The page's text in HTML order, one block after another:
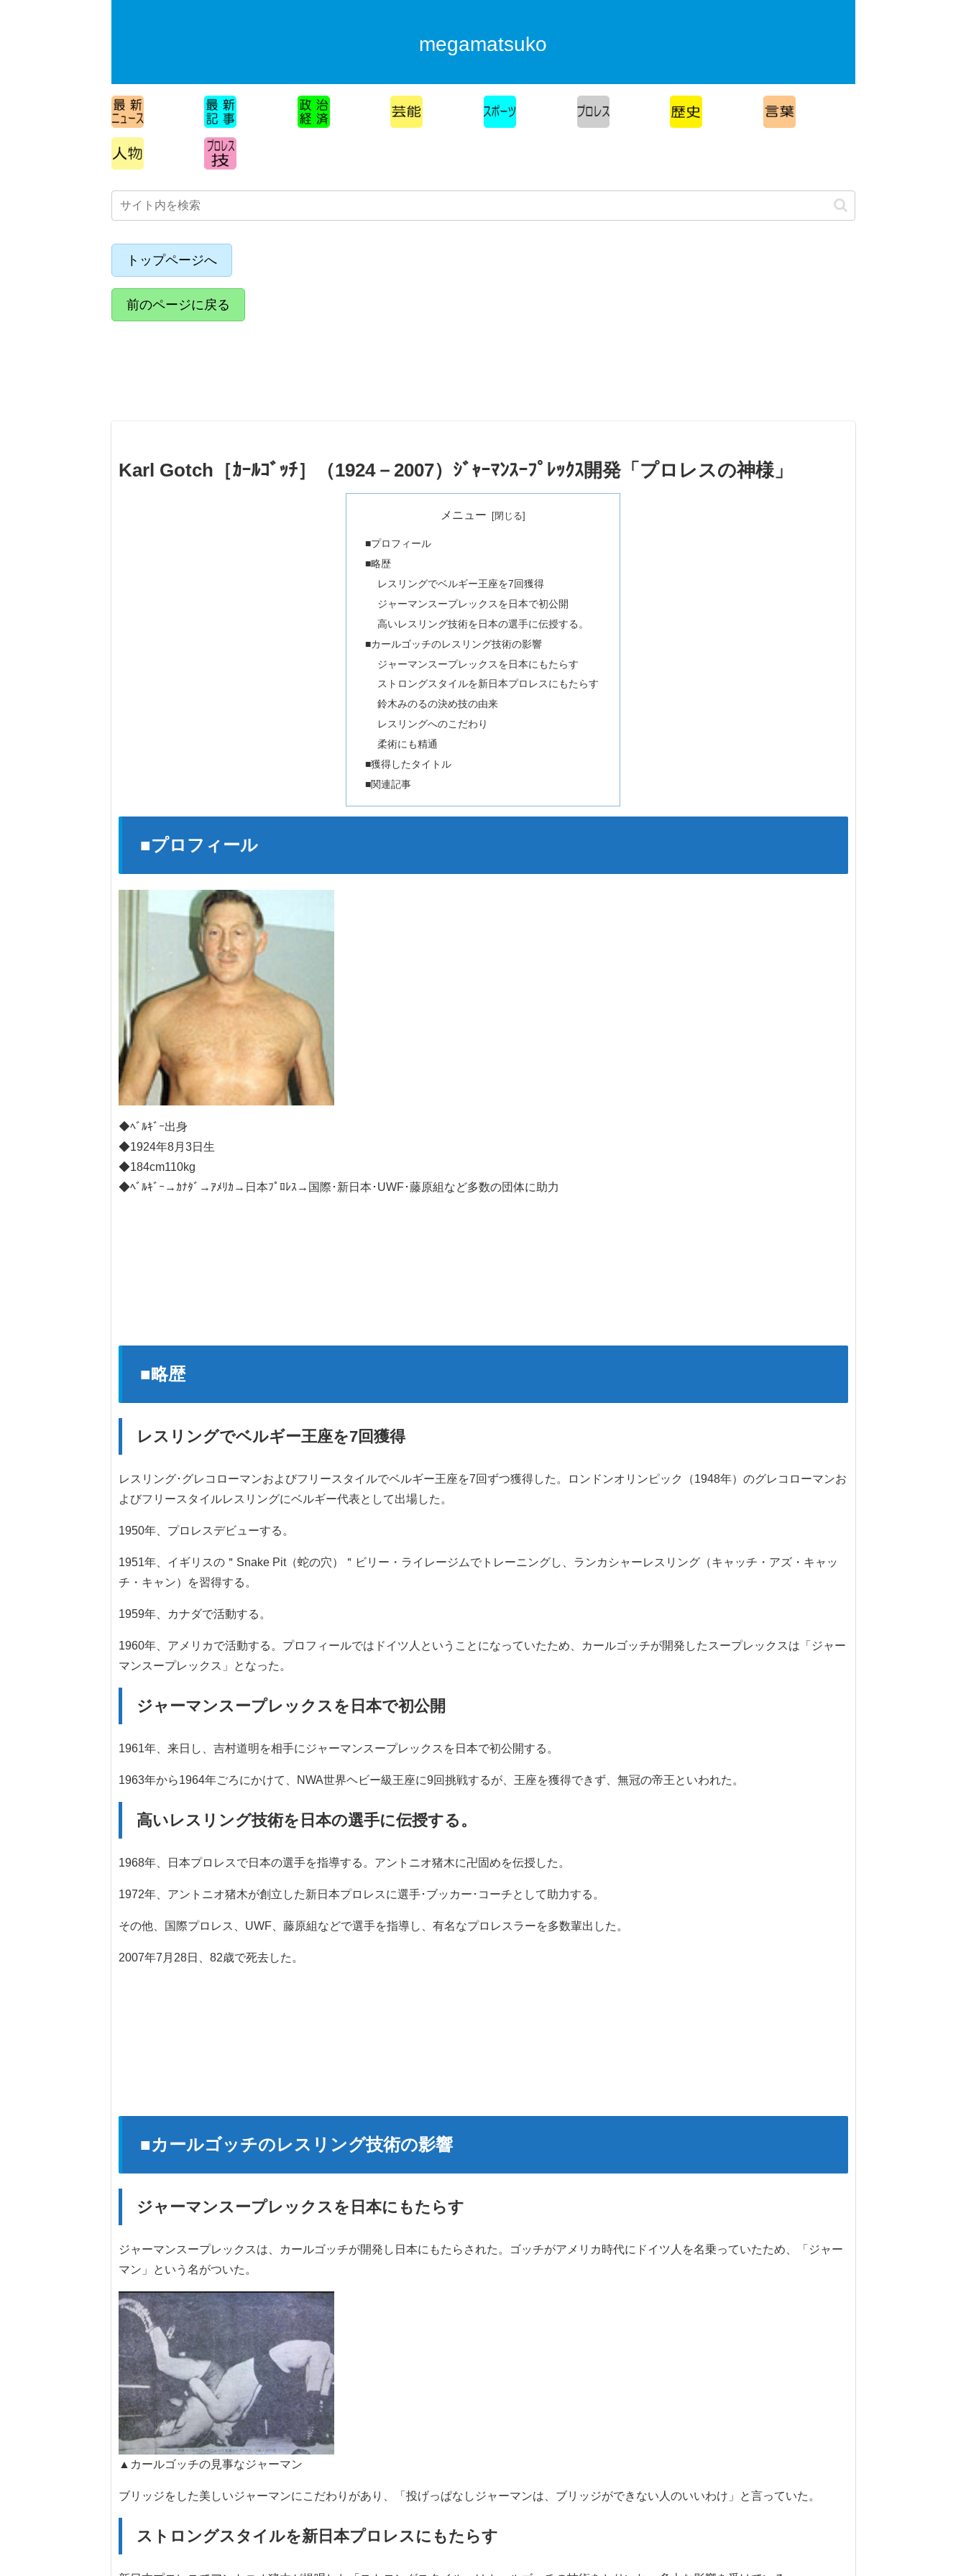
megamatsuko
トップページへ
前のページに戻る
Karl Gotch［ｶｰﾙｺﾞｯﾁ］（1924－2007）ｼﾞｬｰﾏﾝｽｰﾌﾟﾚｯｸｽ開発「プロレスの神様」
メニュー
■プロフィール
■略歴
レスリングでベルギー王座を7回獲得
ジャーマンスープレックスを日本で初公開
高いレスリング技術を日本の選手に伝授する。
■カールゴッチのレスリング技術の影響
ジャーマンスープレックスを日本にもたらす
ストロングスタイルを新日本プロレスにもたらす
鈴木みのるの決め技の由来
レスリングへのこだわり
柔術にも精通
■獲得したタイトル
■関連記事
■プロフィール
◆ﾍﾞﾙｷﾞｰ出身
◆1924年8月3日生
◆184cm110kg
◆ﾍﾞﾙｷﾞｰ→ｶﾅﾀﾞ→ｱﾒﾘｶ→日本ﾌﾟﾛﾚｽ→国際･新日本･UWF･藤原組など多数の団体に助力
■略歴
レスリングでベルギー王座を7回獲得
レスリング･グレコローマンおよびフリースタイルでベルギー王座を7回ずつ獲得した。ロンドンオリンピック（1948年）のグレコローマンお
よびフリースタイルレスリングにベルギー代表として出場した。
1950年、プロレスデビューする。
1951年、イギリスの＂Snake Pit（蛇の穴）＂ビリー・ライレージムでトレーニングし、ランカシャーレスリング（キャッチ・アズ・キャッ
チ・キャン）を習得する。
1959年、カナダで活動する。
1960年、アメリカで活動する。プロフィールではドイツ人ということになっていたため、カールゴッチが開発したスープレックスは「ジャー
マンスープレックス」となった。
ジャーマンスープレックスを日本で初公開
1961年、来日し、吉村道明を相手にジャーマンスープレックスを日本で初公開する。
1963年から1964年ごろにかけて、NWA世界ヘビー級王座に9回挑戦するが、王座を獲得できず、無冠の帝王といわれた。
高いレスリング技術を日本の選手に伝授する。
1968年、日本プロレスで日本の選手を指導する。アントニオ猪木に卍固めを伝授した。
1972年、アントニオ猪木が創立した新日本プロレスに選手･ブッカー･コーチとして助力する。
その他、国際プロレス、UWF、藤原組などで選手を指導し、有名なプロレスラーを多数輩出した。
2007年7月28日、82歳で死去した。
■カールゴッチのレスリング技術の影響
ジャーマンスープレックスを日本にもたらす
ジャーマンスープレックスは、カールゴッチが開発し日本にもたらされた。ゴッチがアメリカ時代にドイツ人を名乗っていたため、「ジャー
マン」という名がついた。
▲カールゴッチの見事なジャーマン
ブリッジをした美しいジャーマンにこだわりがあり、「投げっぱなしジャーマンは、ブリッジができない人のいいわけ」と言っていた。
ストロングスタイルを新日本プロレスにもたらす